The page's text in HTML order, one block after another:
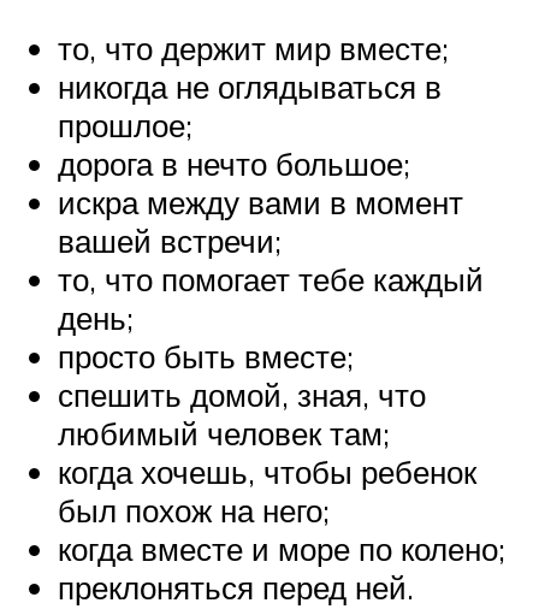
то, что держит мир вместе;
никогда не оглядываться в
прошлое;
дорога в нечто большое;
искра между вами в момент
вашей встречи;
то, что помогает тебе каждый
день;
просто быть вместе;
спешить домой, зная, что
любимый человек там;
когда хочешь, чтобы ребенок
был похож на него;
когда вместе и море по колено;
преклоняться перед ней.